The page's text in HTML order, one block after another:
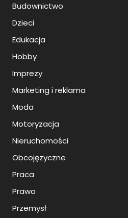
Budownictwo
Dzieci
Edukacja
Hobby
Imprezy
Marketing i reklama
Moda
Motoryzacja
Nieruchomości
Obcojęzyczne
Praca
Prawo
Przemysł